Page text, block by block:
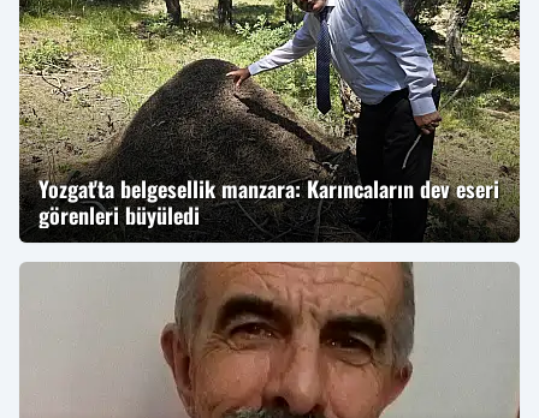
Yozgat'ta belgesellik manzara: Karıncaların dev eseri
görenleri büyüledi